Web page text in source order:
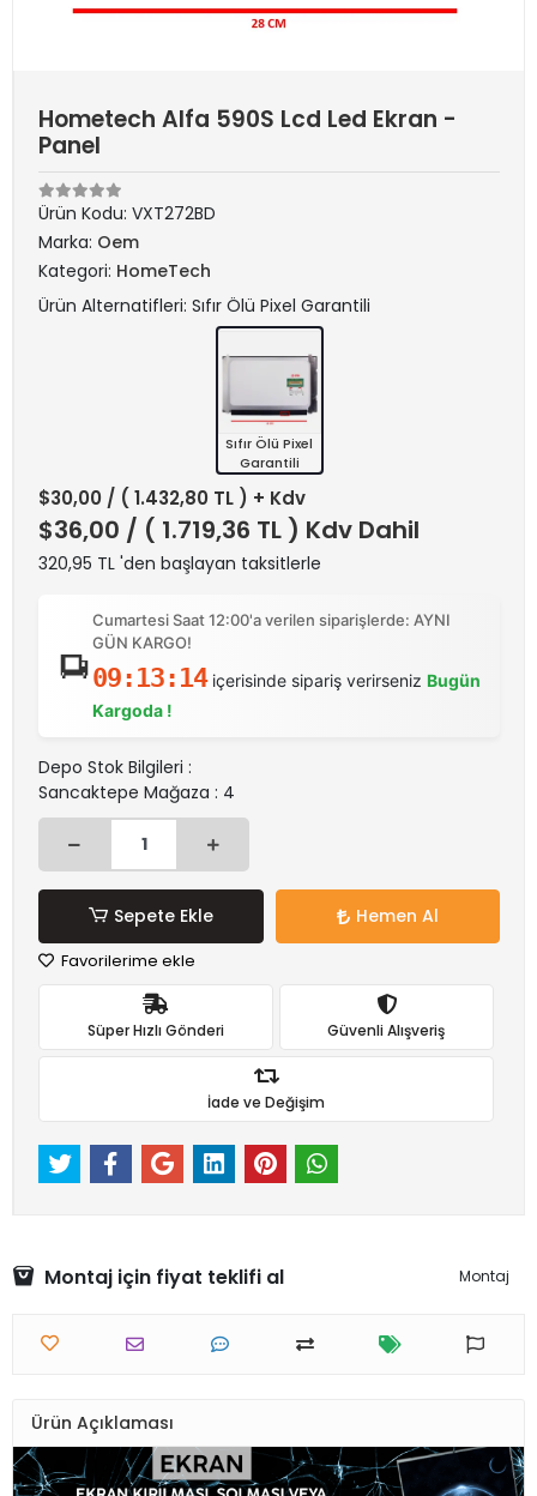
Hometech Alfa 590S Lcd Led Ekran -
Panel
Ürün Kodu: VXT272BD
Marka: Oem
Kategori: HomeTech
Ürün Alternatifleri: Sıfır Ölü Pixel Garantili
Sıfır Ölü Pixel
Garantili
$30,00 / ( 1.432,80 TL ) + Kdv
$36,00 / ( 1.719,36 TL ) Kdv Dahil
320,95 TL 'den başlayan taksitlerle
Cumartesi Saat 12:00'a verilen siparişlerde: AYNI
GÜN KARGO!
09:13:13içerisinde sipariş verirseniz Bugün
Kargoda !
Depo Stok Bilgileri :
Sancaktepe Mağaza : 4
Sepete Ekle Hemen Al
Favorilerime ekle
Süper Hızlı Gönderi Güvenli Alışveriş
İade ve Değişim
Montaj için fiyat teklifi al Montaj
Ürün Açıklaması